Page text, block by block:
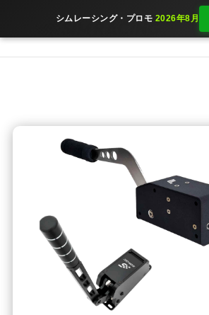
シムレーシング・プロモ 2026年8月